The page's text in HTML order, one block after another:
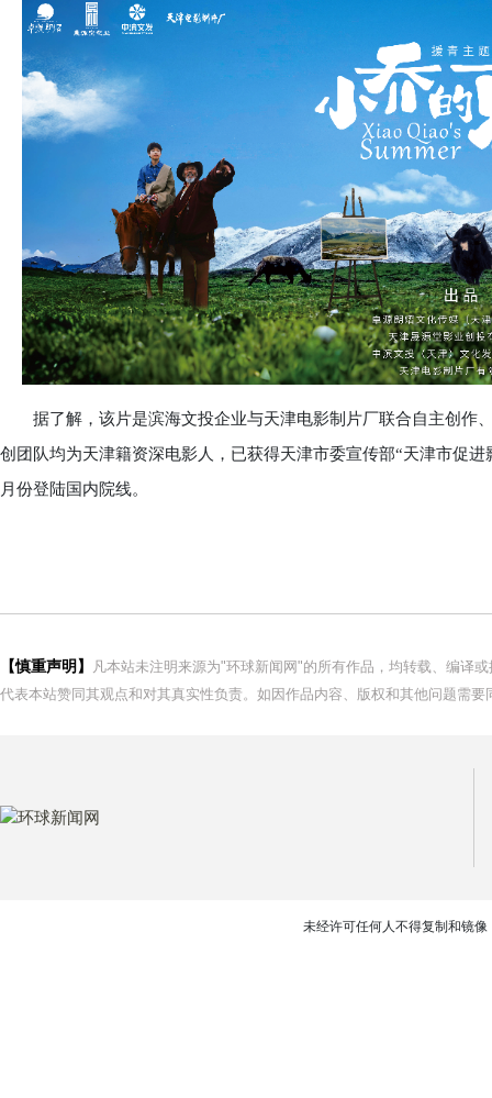
据了解，该片是滨海文投企业与天津电影制片厂联合自主创作
创团队均为天津籍资深电影人，已获得天津市委宣传部“天津市促
月份登陆国内院线。
【慎重声明】
凡本站未注明来源为"环球新闻网"的所有作品，均转载、编译
代表本站赞同其观点和对其真实性负责。如因作品内容、版权和其他问题需
未经许可任何人不得复制和镜